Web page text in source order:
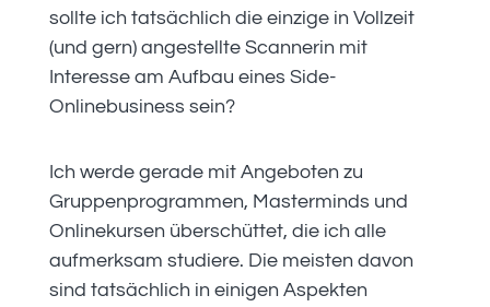
sollte ich tatsächlich die einzige in Vollzeit
(und gern) angestellte Scannerin mit
Interesse am Aufbau eines Side-
Onlinebusiness sein?
Ich werde gerade mit Angeboten zu
Gruppenprogrammen, Masterminds und
Onlinekursen überschüttet, die ich alle
aufmerksam studiere. Die meisten davon
sind tatsächlich in einigen Aspekten